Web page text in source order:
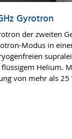
Gyrotron
der zweiten
Modus in
Helium.
von mehr als 25